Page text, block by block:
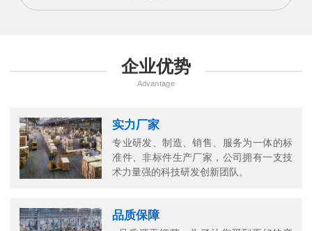
企业优势
Advantage
实力厂家
专业研发、制造、销售、服务为一体的标
准件、非标件生产厂家，公司拥有一支技
术力量强的科技研发创新团队。
品质保障